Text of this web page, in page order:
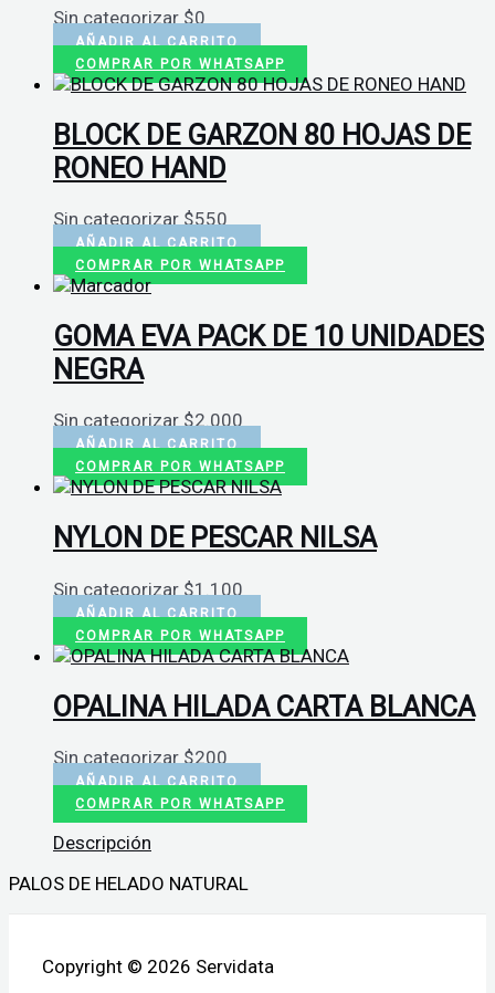
Sin categorizar $0
AÑADIR AL CARRITO
COMPRAR POR WHATSAPP
BLOCK DE GARZON 80 HOJAS DE
RONEO HAND
Sin categorizar $550
AÑADIR AL CARRITO
COMPRAR POR WHATSAPP
GOMA EVA PACK DE 10 UNIDADES
NEGRA
Sin categorizar$2.000
AÑADIR AL CARRITO
COMPRAR POR WHATSAPP
NYLON DE PESCAR NILSA
Sin categorizar $1.100
AÑADIR AL CARRITO
COMPRAR POR WHATSAPP
OPALINA HILADA CARTA BLANCA
Sin categorizar $200
AÑADIR AL CARRITO
COMPRAR POR WHATSAPP
Descripción
PALOS DE HELADO NATURAL
Copyright © 2026 Servidata